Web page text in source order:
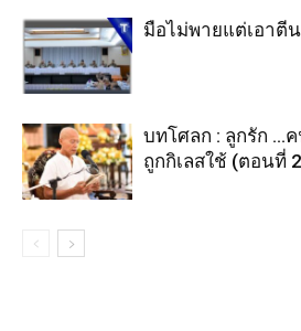
มือไม่พายแต่เอาตี
บทโศลก : ลูกรัก …
ถูกกิเลสใช้ (ตอนที่